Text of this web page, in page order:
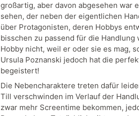
großartig, aber davon abgesehen war
sehen, der neben der eigentlichen
über Protagonisten, deren Hobbys
bisschen zu passend für die
Hobby nicht, weil er oder sie es mag,
Ursula Poznanski jedoch hat die
begeistert!
Die Nebencharaktere treten dafür
Till verschwinden im Verlauf der
zwar mehr Screentime bekommen,